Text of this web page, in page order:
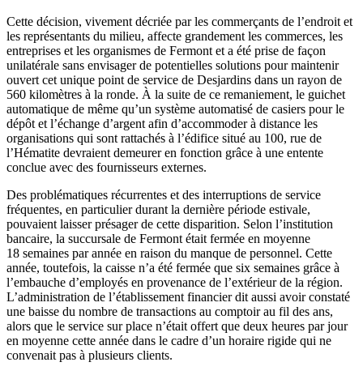
Cette décision, vivement décriée par les commerçants de l’endroit et
les représentants du milieu, affecte grandement les commerces, les
entreprises et les organismes de Fermont et a été prise de façon
unilatérale sans envisager de potentielles solutions pour maintenir
ouvert cet unique point de service de Desjardins dans un rayon de
560 kilomètres à la ronde. À la suite de ce remaniement, le guichet
automatique de même qu’un système automatisé de casiers pour le
dépôt et l’échange d’argent afin d’accommoder à distance les
organisations qui sont rattachés à l’édifice situé au 100, rue de
l’Hématite devraient demeurer en fonction grâce à une entente
conclue avec des fournisseurs externes.
Des problématiques récurrentes et des interruptions de service
fréquentes, en particulier durant la dernière période estivale,
pouvaient laisser présager de cette disparition. Selon l’institution
bancaire, la succursale de Fermont était fermée en moyenne
18 semaines par année en raison du manque de personnel. Cette
année, toutefois, la caisse n’a été fermée que six semaines grâce à
l’embauche d’employés en provenance de l’extérieur de la région.
L’administration de l’établissement financier dit aussi avoir constaté
une baisse du nombre de transactions au comptoir au fil des ans,
alors que le service sur place n’était offert que deux heures par jour
en moyenne cette année dans le cadre d’un horaire rigide qui ne
convenait pas à plusieurs clients.